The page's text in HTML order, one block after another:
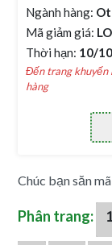
Ngành hàng:
Mã giảm giá:
Thời hạn: 10/
Đến trang khuyến
hàng
Chúc bạn săn
Phân trang: